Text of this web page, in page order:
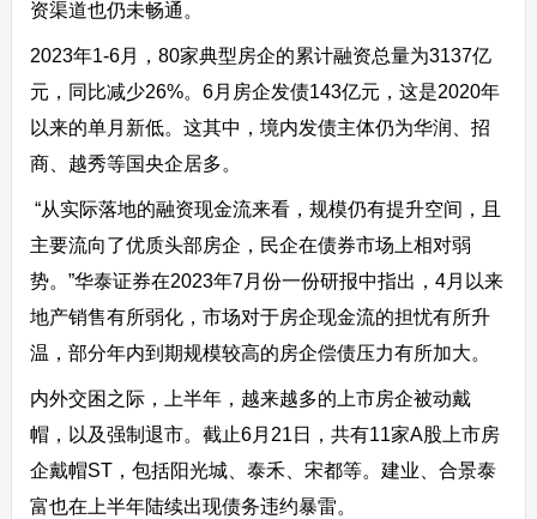
资渠道也仍未畅通。
2023年1-6月，80家典型房企的累计融资总量为3137亿
元，同比减少26%。6月房企发债143亿元，这是2020年
以来的单月新低。这其中，境内发债主体仍为华润、招
商、越秀等国央企居多。
“从实际落地的融资现金流来看，规模仍有提升空间，且
主要流向了优质头部房企，民企在债券市场上相对弱
势。”华泰证券在2023年7月份一份研报中指出，4月以来
地产销售有所弱化，市场对于房企现金流的担忧有所升
温，部分年内到期规模较高的房企偿债压力有所加大。
内外交困之际，上半年，越来越多的上市房企被动戴
帽，以及强制退市。截止6月21日，共有11家A股上市房
企戴帽ST，包括阳光城、泰禾、宋都等。建业、合景泰
富也在上半年陆续出现债务违约暴雷。